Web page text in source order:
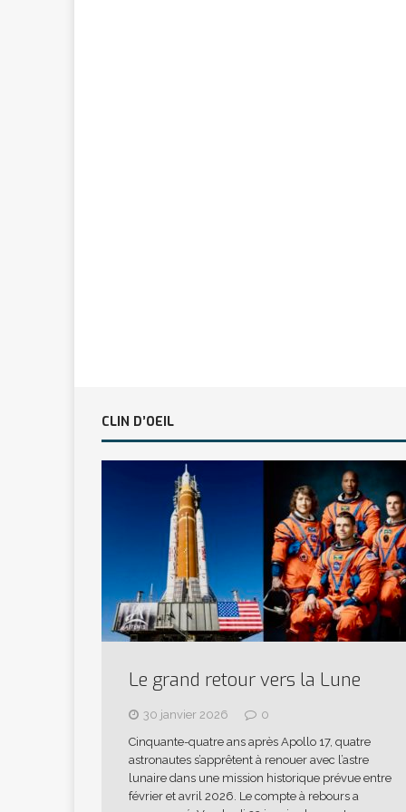
CLIN D’OEIL
Le grand retour vers la Lune
30 janvier 2026
0
Cinquante-quatre ans après Apollo 17, quatre
astronautes s’apprêtent à renouer avec l’astre
lunaire dans une mission historique prévue entre
février et avril 2026. Le compte à rebours a